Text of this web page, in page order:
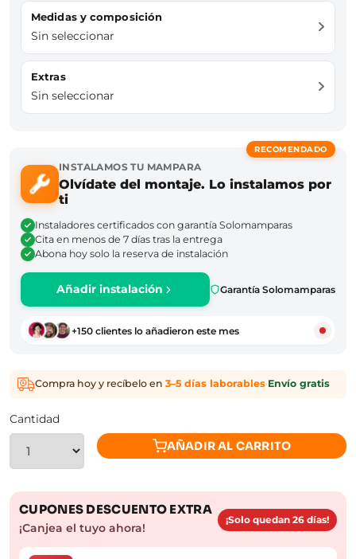
Medidas y composición
Sin seleccionar
Extras
Sin seleccionar
RECOMENDADO
INSTALAMOS TU MAMPARA
Olvídate del montaje. Lo instalamos por
ti
Instaladores certificados con garantía Solomamparas
Cita en menos de 7 días tras la entrega
Abona hoy solo la reserva de instalación
Añadir instalación Garantía Solomamparas
+150 clientes lo añadieron este mes
Compra hoy y recíbelo en 3–5 días laborables·Envío gratis
Cantidad
AÑADIR AL CARRITO
CUPONES DESCUENTO EXTRA
¡Canjea el tuyo ahora!
¡Solo quedan 26 días!